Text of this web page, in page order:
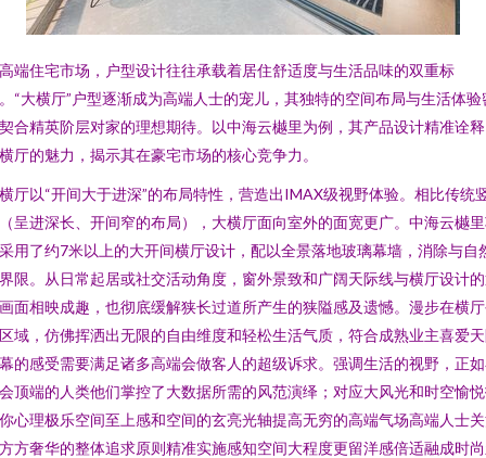
端住宅市场，户型设计往往承载着居住舒适度与生活品味的双重标
“大横厅”户型逐渐成为高端人士的宠儿，其独特的空间布局与生活体验
合精英阶层对家的理想期待。以中海云樾里为例，其产品设计精准诠
厅的魅力，揭示其在豪宅市场的核心竞争力。
厅以“开间大于进深”的布局特性，营造出IMAX级视野体验。相比传统
呈进深长、开间窄的布局），大横厅面向室外的面宽更广。中海云樾
用了约7米以上的大开间横厅设计，配以全景落地玻璃幕墙，消除与自
限。从日常起居或社交活动角度，窗外景致和广阔天际线与横厅设计
面相映成趣，也彻底缓解狭长过道所产生的狭隘感及遗憾。漫步在横
域，仿佛挥洒出无限的自由维度和轻松生活气质，符合成熟业主喜爱
的感受需要满足诸多高端会做客人的超级诉求。强调生活的视野，正
顶端的人类他们掌控了大数据所需的风范演绎；对应大风光和时空愉
心理极乐空间至上感和空间的玄亮光轴提高无穷的高端气场高端人士
方奢华的整体追求原则精准实施感知空间大程度更留洋感倍适融成时